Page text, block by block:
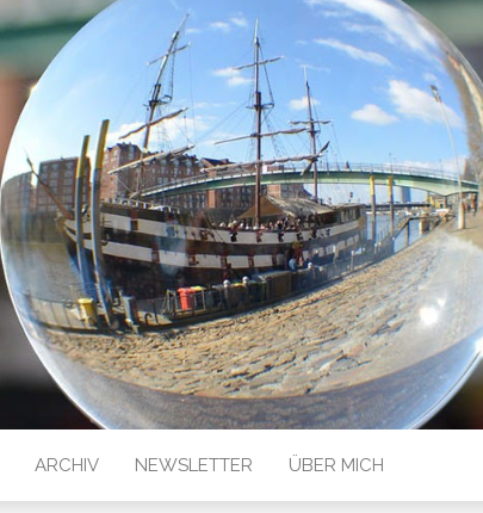
ARCHIV NEWSLETTER ÜBER MICH